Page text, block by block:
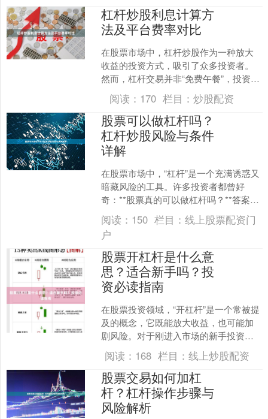
杠杆炒股利息计算方
法及平台费率对比
在股票市场中，杠杆炒股作为一种放大
收益的投资方式，吸引了众多投资者。
然而，杠杆交易并非“免费午餐”，投资者
需要支付相应的利息费用。了解杠杆炒
股利息的计算方法比较....
阅读： 170 栏目：炒股配资
股票可以做杠杆吗？
杠杆炒股风险与条件
详解
在股票市场中，“杠杆”是一个充满诱惑又
暗藏风险的工具。许多投资者都曾好
奇：**股票真的可以做杠杆吗？**答案是
肯定的。但杠杆炒股如同一把双刃剑，
既能放大收益，也....
阅读： 150 栏目：线上股票配资门
户
股票开杠杆是什么意
思？适合新手吗？投
资必读指南
在股票投资领域，“开杠杆”是一个常被提
及的概念，它既能放大收益，也可能加
剧风险。对于刚进入市场的新手投资者
来说，理解杠杆的本质和适用性至关重
要。本文将深入解析股....
阅读： 168 栏目： 线上炒股配资
股票交易如何加杠
杆？杠杆操作步骤与
风险解析